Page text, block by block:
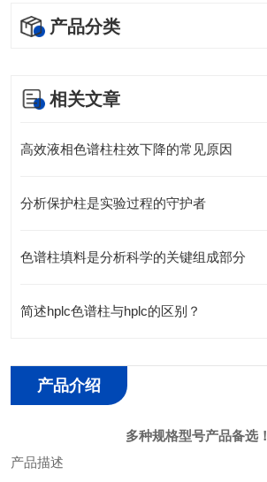
产品分类
相关文章
高效液相色谱柱柱效下降的常见原因
分析保护柱是实验过程的守护者
色谱柱填料是分析科学的关键组成部分
简述hplc色谱柱与hplc的区别？
产品介绍
多种规格型号产品备选！
产品描述